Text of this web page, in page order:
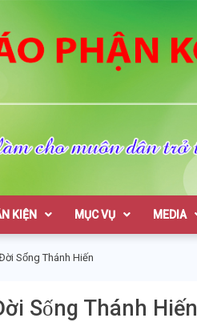
KIỆN MỤC VỤ MEDIA
Sống Thánh Hiến
Sống Thánh Hiến